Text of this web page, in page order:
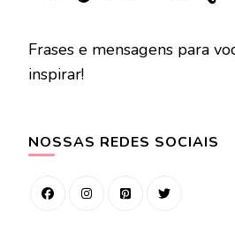
Frases e mensagens para
inspirar!
NOSSAS REDES SOCIAIS